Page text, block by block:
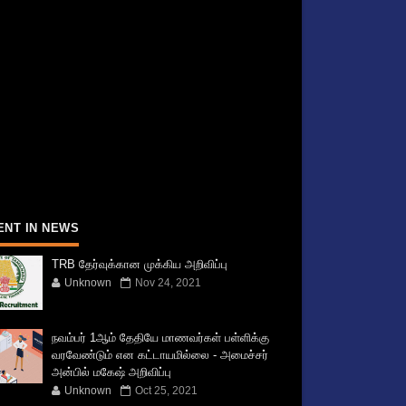
IN NEWS
TRB தேர்வுக்கான முக்கிய அறிவிப்பு
Unknown Nov 24, 2021
நவம்பர் 1ஆம் தேதியே மாணவர்கள் பள்ளிக்கு
வரவேண்டும் என கட்டாயமில்லை - அமைச்சர்
அன்பில் மகேஷ் அறிவிப்பு
Unknown Oct 25, 2021